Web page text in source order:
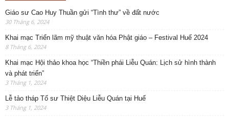
Giáo sư Cao Huy Thuần gửi “Tình thư” về đất nước
30 Tháng 6, 2024
Khai mạc Triển lãm mỹ thuật văn hóa Phật giáo – Festival Huế 2024
8 Tháng 6, 2024
Khai mạc Hội thảo khoa học “Thiền phái Liễu Quán: Lịch sử hình thành
và phát triển”
3 Tháng 1, 2024
Lễ tảo tháp Tổ sư Thiệt Diệu Liễu Quán tại Huế
3 Tháng 1, 2024